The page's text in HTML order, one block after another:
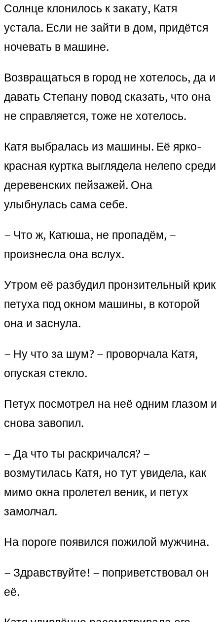
Солнце клонилось к закату, Катя
устала. Если не зайти в дом, придётся
ночевать в машине.
Возвращаться в город не хотелось, да и
давать Степану повод сказать, что она
не справляется, тоже не хотелось.
Катя выбралась из машины. Её ярко-
красная куртка выглядела нелепо среди
деревенских пейзажей. Она
улыбнулась сама себе.
– Что ж, Катюша, не пропадём, –
произнесла она вслух.
Утром её разбудил пронзительный крик
петуха под окном машины, в которой
она и заснула.
– Ну что за шум? – проворчала Катя,
опуская стекло.
Петух посмотрел на неё одним глазом и
снова завопил.
– Да что ты раскричался? –
возмутилась Катя, но тут увидела, как
мимо окна пролетел веник, и петух
замолчал.
На пороге появился пожилой мужчина.
– Здравствуйте! – поприветствовал он
её.